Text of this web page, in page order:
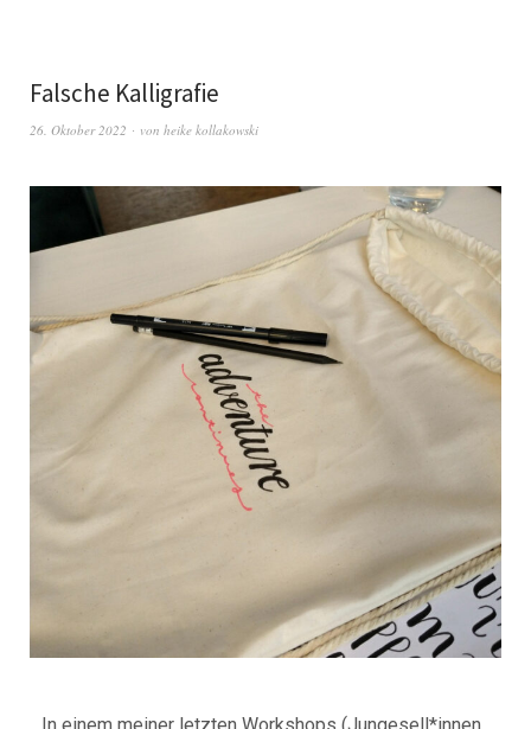
Falsche Kalligrafie
26. Oktober 2022 von heike kollakowski